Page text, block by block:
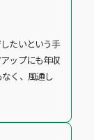
たいという手
ップにも年収
く、風通し